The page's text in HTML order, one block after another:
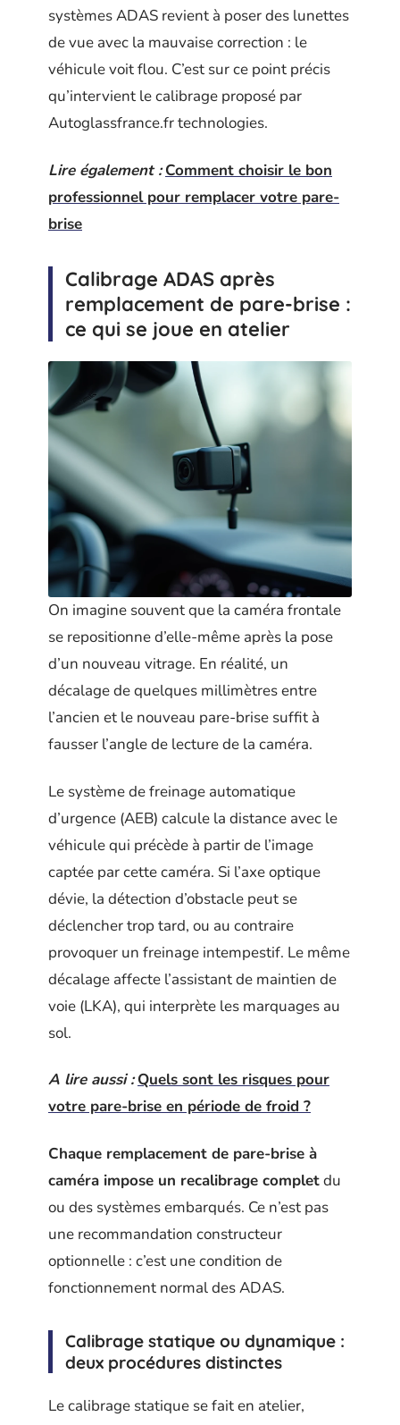
systèmes ADAS revient à poser des lunettes
de vue avec la mauvaise correction : le
véhicule voit flou. C’est sur ce point précis
qu’intervient le calibrage proposé par
Autoglassfrance.fr technologies.
Lire également : Comment choisir le bon
professionnel pour remplacer votre pare-
brise
Calibrage ADAS après
remplacement de pare-brise :
ce qui se joue en atelier
On imagine souvent que la caméra frontale
se repositionne d’elle-même après la pose
d’un nouveau vitrage. En réalité, un
décalage de quelques millimètres entre
l’ancien et le nouveau pare-brise suffit à
fausser l’angle de lecture de la caméra.
Le système de freinage automatique
d’urgence (AEB) calcule la distance avec le
véhicule qui précède à partir de l’image
captée par cette caméra. Si l’axe optique
dévie, la détection d’obstacle peut se
déclencher trop tard, ou au contraire
provoquer un freinage intempestif. Le même
décalage affecte l’assistant de maintien de
voie (LKA), qui interprète les marquages au
sol.
A lire aussi : Quels sont les risques pour
votre pare-brise en période de froid ?
Chaque remplacement de pare-brise à
caméra impose un recalibrage completdu
ou des systèmes embarqués. Ce n’est pas
une recommandation constructeur
optionnelle : c’est une condition de
fonctionnement normal des ADAS.
Calibrage statique ou dynamique :
deux procédures distinctes
Le calibrage statique se fait en atelier,